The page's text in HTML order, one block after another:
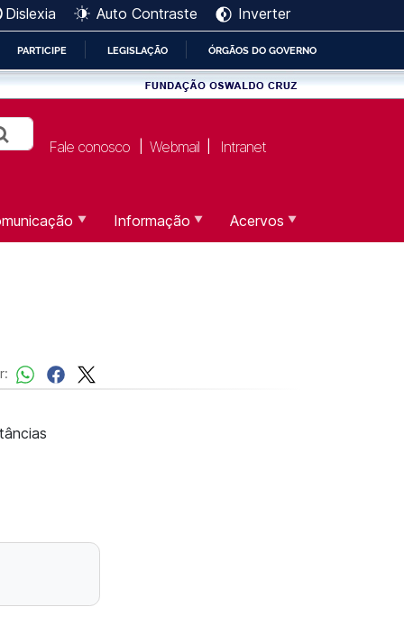
PARTICIPE LEGISLAÇÃO ÓRGÃOS DO GOVERNO
Dislexia Auto Contraste Inverter
Fale conosco
Webmail Intranet
Informação Acervos